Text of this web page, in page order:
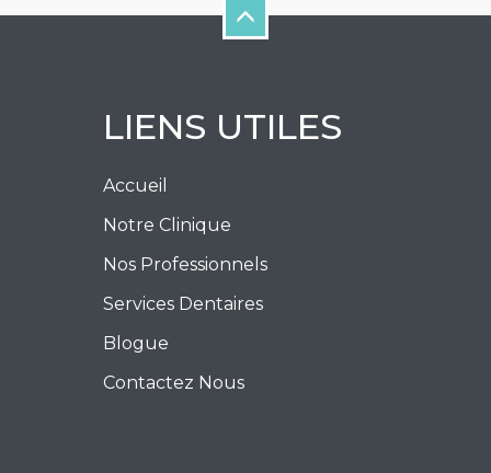
LIENS UTILES
Accueil
Notre Clinique
Nos Professionnels
Services Dentaires
Blogue
Contactez Nous